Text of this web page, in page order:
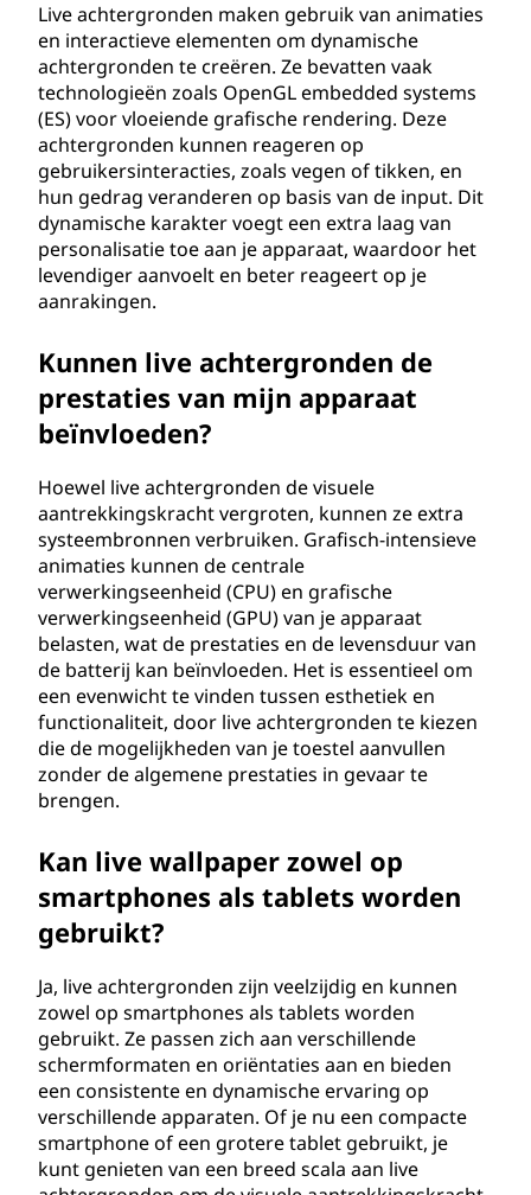
Live achtergronden maken gebruik van animaties
en interactieve elementen om dynamische
achtergronden te creëren. Ze bevatten vaak
technologieën zoals OpenGL embedded systems
(ES) voor vloeiende grafische rendering. Deze
achtergronden kunnen reageren op
gebruikersinteracties, zoals vegen of tikken, en
hun gedrag veranderen op basis van de input. Dit
dynamische karakter voegt een extra laag van
personalisatie toe aan je apparaat, waardoor het
levendiger aanvoelt en beter reageert op je
aanrakingen.
Kunnen live achtergronden de
prestaties van mijn apparaat
beïnvloeden?
Hoewel live achtergronden de visuele
aantrekkingskracht vergroten, kunnen ze extra
systeembronnen verbruiken. Grafisch-intensieve
animaties kunnen de centrale
verwerkingseenheid (CPU) en grafische
verwerkingseenheid (GPU) van je apparaat
belasten, wat de prestaties en de levensduur van
de batterij kan beïnvloeden. Het is essentieel om
een evenwicht te vinden tussen esthetiek en
functionaliteit, door live achtergronden te kiezen
die de mogelijkheden van je toestel aanvullen
zonder de algemene prestaties in gevaar te
brengen.
Kan live wallpaper zowel op
smartphones als tablets worden
gebruikt?
Ja, live achtergronden zijn veelzijdig en kunnen
zowel op smartphones als tablets worden
gebruikt. Ze passen zich aan verschillende
schermformaten en oriëntaties aan en bieden
een consistente en dynamische ervaring op
verschillende apparaten. Of je nu een compacte
smartphone of een grotere tablet gebruikt, je
kunt genieten van een breed scala aan live